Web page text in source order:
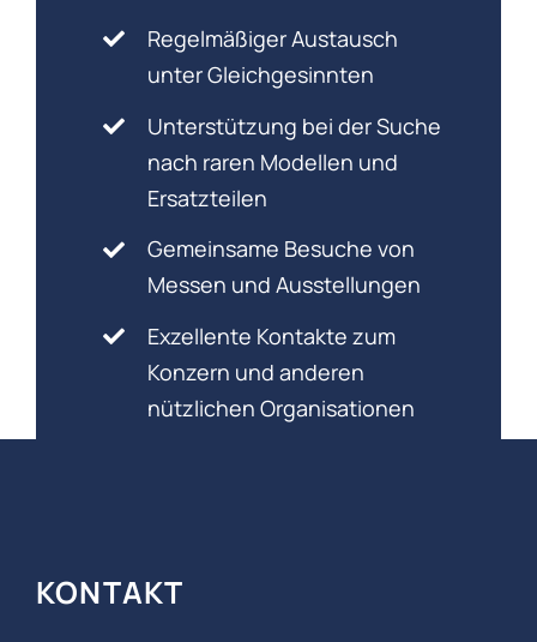
Regelmäßiger Austausch
unter Gleichgesinnten
Unterstützung bei der Suche
nach raren Modellen und
Ersatzteilen
Gemeinsame Besuche von
Messen und Ausstellungen
Exzellente Kontakte zum
Konzern und anderen
nützlichen Organisationen
KONTAKT